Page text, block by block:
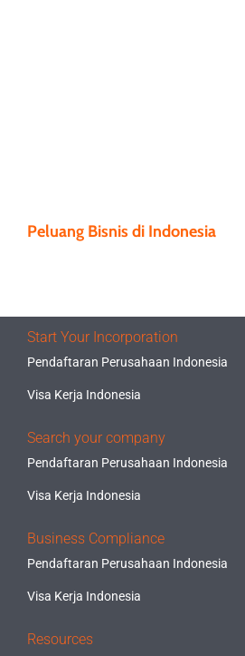
Peluang Bisnis di Indonesia
Start Your Incorporation
Pendaftaran Perusahaan Indonesia
Visa Kerja Indonesia
Search your company
Pendaftaran Perusahaan Indonesia
Visa Kerja Indonesia
Business Compliance
Pendaftaran Perusahaan Indonesia
Visa Kerja Indonesia
Resources